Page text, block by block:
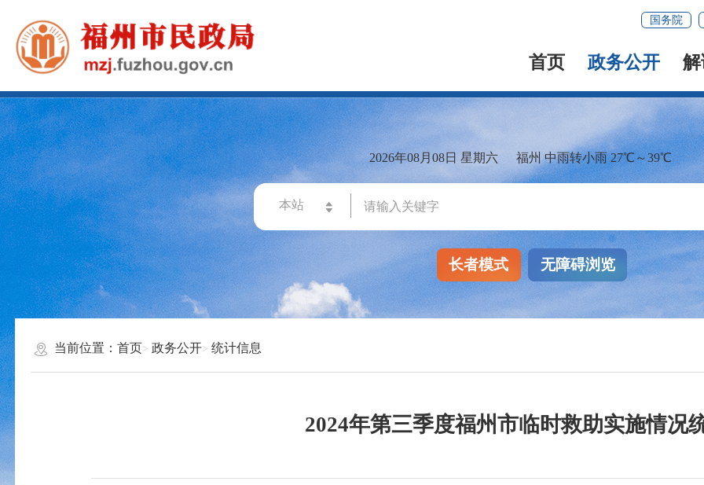
国务院
首页 政务公开
2026年08月08日 星期六 福州 中雨转小雨 27℃～39℃
长者模式 无障碍浏览
当前位置：首页 政务公开 统计信息
2024年第三季度福州市临时救助实施情况